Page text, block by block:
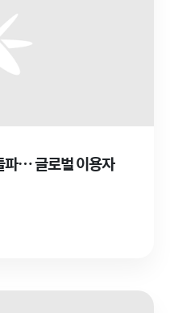
파… 글로벌 이용자